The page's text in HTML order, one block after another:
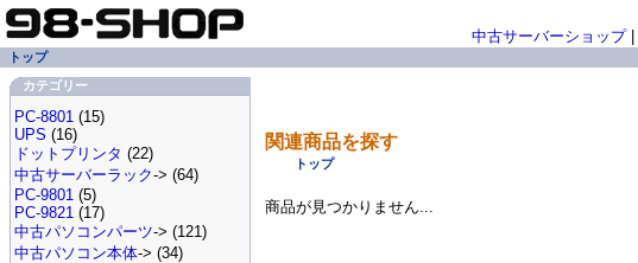
関連商品を探す
トップ
商品が見つかりません...
中古サーバーショップ|
トップ
カテゴリー
PC-8801 (15)
UPS (16)
ドットプリンタ (22)
中古サーバーラック-> (64)
PC-9801 (5)
PC-9821 (17)
中古パソコンパーツ-> (121)
中古パソコン本体-> (34)